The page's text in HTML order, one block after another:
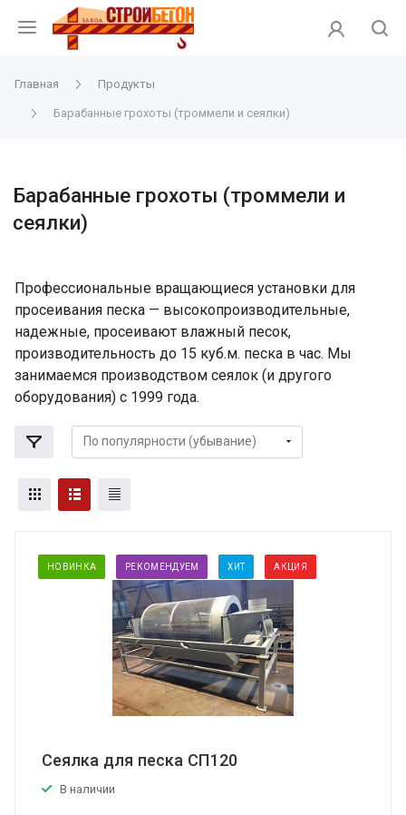
Главная Продукты
Барабанные грохоты (троммели и сеялки)
Барабанные грохоты (троммели и
сеялки)
Профессиональные вращающиеся установки для
просеивания песка — высокопроизводительные,
надежные, просеивают влажный песок,
производительность до 15 куб.м. песка в час. Мы
занимаемся производством сеялок (и другого
оборудования) с 1999 года.
НОВИНКА РЕКОМЕНДУЕМ ХИТ АКЦИЯ
Сеялка для песка СП120
В наличии